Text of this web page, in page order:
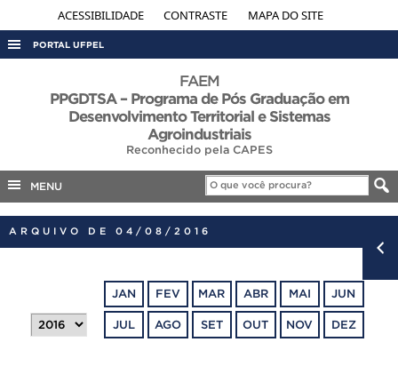
ACESSIBILIDADE CONTRASTE MAPA DO SITE
PORTAL UFPEL
AUDITORIA
INTERNACIONAL
TELEFONES
FAEM
PPGDTSA – Programa de Pós Graduação em
Desenvolvimento Territorial e Sistemas
Agroindustriais
Reconhecido pela CAPES
MENU
ARQUIVO DE 04/08/2016
JAN FEV MAR ABR MAI JUN
JUL AGO SET OUT NOV DEZ